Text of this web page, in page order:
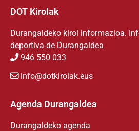
DOT Kirolak
Durangaldeko kirol informazioa.
deportiva de Durangaldea
946 550 033
info@dotkirolak.eus
Agenda Durangaldea
Durangaldeko agenda